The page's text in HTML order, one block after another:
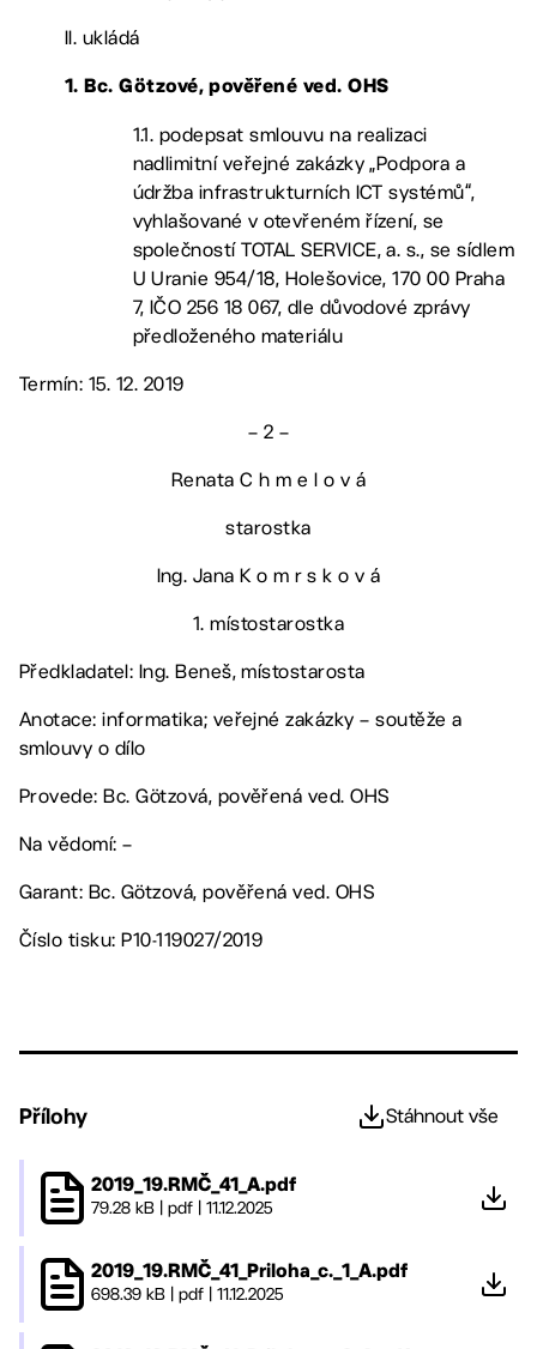
II. ukládá
1. Bc. Götzové, pověřené ved. OHS
1.1. podepsat smlouvu na realizaci
nadlimitní veřejné zakázky „Podpora a
údržba infrastrukturních ICT systémů“,
vyhlašované v otevřeném řízení, se
společností TOTAL SERVICE, a. s., se sídlem
U Uranie 954/18, Holešovice, 170 00 Praha
7, IČO 256 18 067, dle důvodové zprávy
předloženého materiálu
Termín: 15. 12. 2019
– 2 –
Renata C h m e l o v á
starostka
Ing. Jana K o m r s k o v á
1. místostarostka
Předkladatel: Ing. Beneš, místostarosta
Anotace: informatika; veřejné zakázky – soutěže a
smlouvy o dílo
Provede: Bc. Götzová, pověřená ved. OHS
Na vědomí: –
Garant: Bc. Götzová, pověřená ved. OHS
Číslo tisku: P10-119027/2019
Přílohy Stáhnout vše
2019_19.RMČ_41_A.pdf
79.28 kB pdf 11.12.2025
2019_19.RMČ_41_Priloha_c._1_A.pdf
698.39 kB pdf 11.12.2025